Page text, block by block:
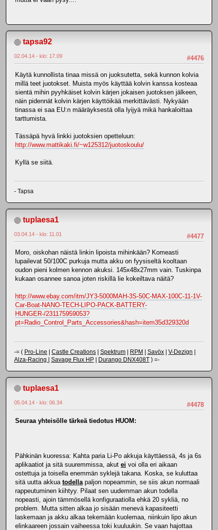
tapsa92
#4476
02.04.14 - klo: 17.09
Käytä kunnollista tinaa missä on juoksutetta, sekä kunnon kolvia
millä teet juotokset. Muista myös käyttää kolvin kanssa kosteaa
sientä mihin pyyhkäiset kolvin kärjen jokaisen juotoksen jälkeen,
näin pidennät kolvin kärjen käyttöikää merkittävästi. Nykyään
tinassa ei saa EU:n määräyksestä olla lyijyä mikä hankaloittaa
tarttumista.
Tässäpä hyvä linkki juotoksien opetteluun:
http://www.mattikaki.fi/~w125312/juotoskoulu/
Kyllä se siitä.
- Tapsa
tuplaesa1
#4477
03.04.14 - klo: 11.01
Moro, oiskohan näistä linkin lipoista mihinkään? Komeasti
lupailevat 50/100C purkuja mutta akku on fyysiseltä kooltaan
oudon pieni kolmen kennon akuksi. 145x48x27mm vain. Tuskinpa
kukaan osannee sanoa joten riskillä lie kokeiltava näitä?
http://www.ebay.com/itm/JY3-5000MAH-3S-50C-MAX-100C-11-1V-
Car-Boat-NANO-TECH-LIPO-PACK-BATTERY-
HUNGER-/231175959053?
pt=Radio_Control_Parts_Accessories&hash=item35d329320d
-= ( Pro-Line | Castle Creations | Spektrum | RPM | Savöx | V-Dezign |
Alza-Racing | Savage Flux HP | Durango DNX408T ) =-
tuplaesa1
#4478
05.04.14 - klo: 06.34
Seuraa yhteisölle tärkeä tiedotus HUOM:
Pähkinän kuoressa: Kahta paria Li-Po akkuja käyttäessä, 4s ja 6s
aplikaatiot ja sitä suuremmissa, akut ei voi olla eri aikaan
ostettuja ja toisella enemmän syklejä takana. Koska, se kuluttaa
sitä uutta akkua todella paljon nopeammin, se siis akun normaali
rappeutuminen kiihtyy. Pilaat sen uudemman akun todella
nopeasti, ajoin tämmösellä konfiguraatiolla ehkä 20 sykliä, no
problem. Mutta sitten alkaa jo sisään menevä kapasiteetti
laskemaan ja akku alkaa tekemään kuolemaa, niinkuin lipo akun
elinkaareen jossain vaiheessa toki kuuluukin. Se vaan hajottaa